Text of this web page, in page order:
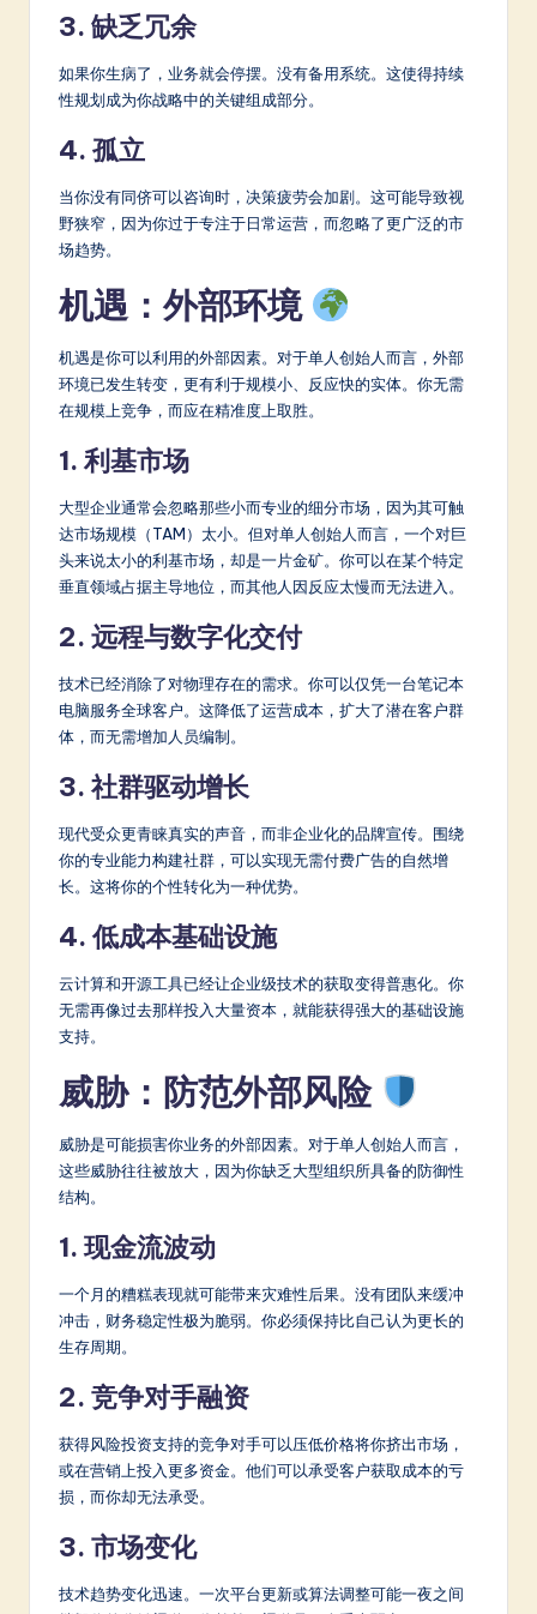
3. 缺乏冗余
如果你生病了，业务就会停摆。没有备用系统。这使得持续
性规划成为你战略中的关键组成部分。
4. 孤立
当你没有同侪可以咨询时，决策疲劳会加剧。这可能导致视
野狭窄，因为你过于专注于日常运营，而忽略了更广泛的市
场趋势。
机遇：外部环境
机遇是你可以利用的外部因素。对于单人创始人而言，外部
环境已发生转变，更有利于规模小、反应快的实体。你无需
在规模上竞争，而应在精准度上取胜。
1. 利基市场
大型企业通常会忽略那些小而专业的细分市场，因为其可触
达市场规模（TAM）太小。但对单人创始人而言，一个对巨
头来说太小的利基市场，却是一片金矿。你可以在某个特定
垂直领域占据主导地位，而其他人因反应太慢而无法进入。
2. 远程与数字化交付
技术已经消除了对物理存在的需求。你可以仅凭一台笔记本
电脑服务全球客户。这降低了运营成本，扩大了潜在客户群
体，而无需增加人员编制。
3. 社群驱动增长
现代受众更青睐真实的声音，而非企业化的品牌宣传。围绕
你的专业能力构建社群，可以实现无需付费广告的自然增
长。这将你的个性转化为一种优势。
4. 低成本基础设施
云计算和开源工具已经让企业级技术的获取变得普惠化。你
无需再像过去那样投入大量资本，就能获得强大的基础设施
支持。
威胁：防范外部风险
威胁是可能损害你业务的外部因素。对于单人创始人而言，
这些威胁往往被放大，因为你缺乏大型组织所具备的防御性
结构。
1. 现金流波动
一个月的糟糕表现就可能带来灾难性后果。没有团队来缓冲
冲击，财务稳定性极为脆弱。你必须保持比自己认为更长的
生存周期。
2. 竞争对手融资
获得风险投资支持的竞争对手可以压低价格将你挤出市场，
或在营销上投入更多资金。他们可以承受客户获取成本的亏
损，而你却无法承受。
3. 市场变化
技术趋势变化迅速。一次平台更新或算法调整可能一夜之间